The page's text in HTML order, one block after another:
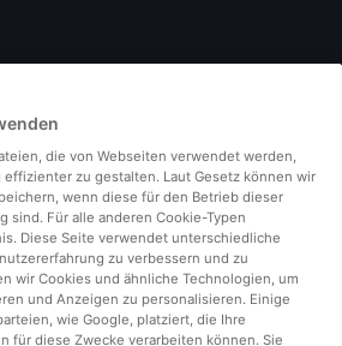
die von Webseiten verwendet werden,
zu gestalten. Laut Gesetz können wir
wenn diese für den Betrieb dieser
sind. Für alle anderen Cookie-Typen
Diese Seite verwendet unterschiedliche
zu verbessern und zu
wir Cookies und ähnliche Technologien, um
und Anzeigen zu personalisieren. Einige
wie Google, platziert, die Ihre
für diese Zwecke verarbeiten können. Sie